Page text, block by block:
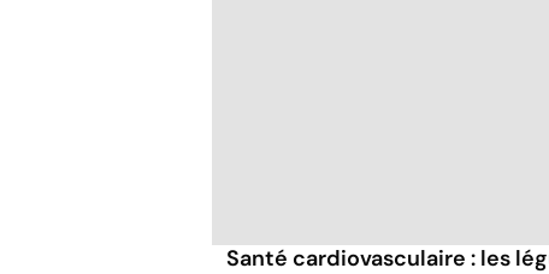
Santé cardiovasculaire : les